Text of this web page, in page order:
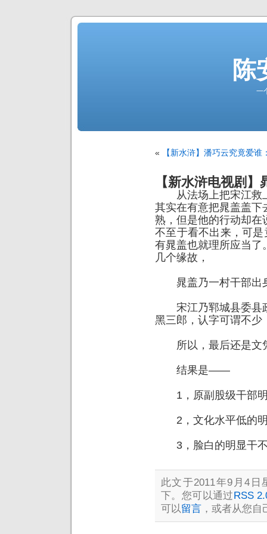
陈
一
« 【新水浒】潘巧云究竟爱
【新水浒电视剧
从法场上把宋江救
其实在有意把晁盖盖下
熟，但是他的行动却在
不至于看不出来，可
有晁盖也就理所应当了
几个缘故，
晁盖乃一村干部出
宋江乃郓城县委县
黑三郎，认字可谓不少
所以，最后还是文
结果是——
1，原副股级干部明
2，文化水平低的明
3，脸白的明显
此文于2011年9月4日
下。您可以通过RSS
可以留言 ，或者从您自